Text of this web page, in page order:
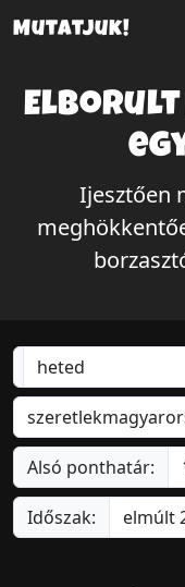
Mutatjuk!
Elborult
Ijesztően
Alsó ponthatár:
Időszak: